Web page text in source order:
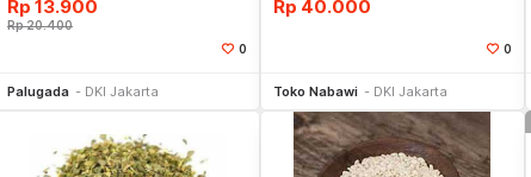
Rp 13.900
Rp20.400
0
Palugada DKI Jakarta
Rp 40.000
0
Toko Nabawi DKI Jakarta